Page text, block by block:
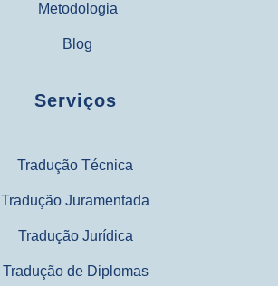
Metodologia
Blog
Serviços
Tradução Técnica
Tradução Juramentada
Tradução Jurídica
Tradução de Diplomas